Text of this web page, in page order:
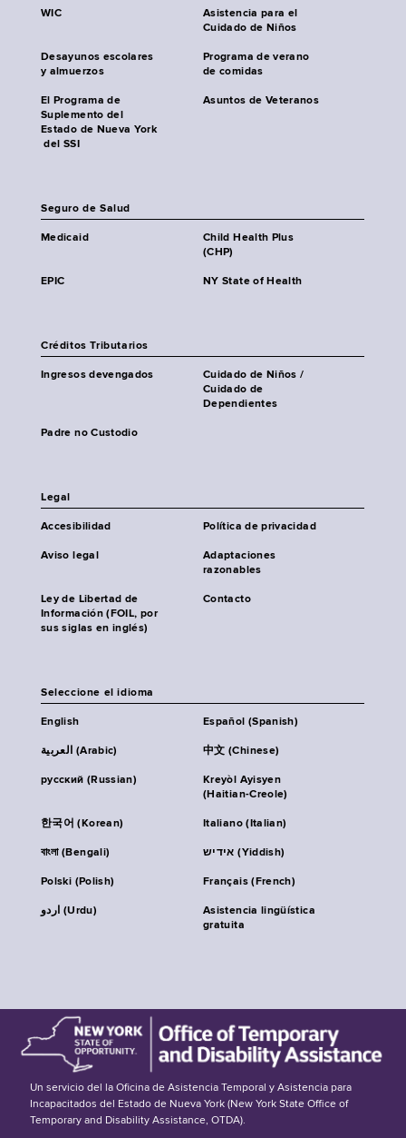
WIC
Asistencia para el
Cuidado de Niños
Desayunos escolares
y almuerzos
Programa de verano
de comidas
El Programa de
Suplemento del
Estado de Nueva York
del SSI
Asuntos de Veteranos
Seguro de Salud
Medicaid
Child Health Plus
(CHP)
EPIC NY State of Health
Créditos Tributarios
Ingresos devengados
Cuidado de Niños /
Cuidado de
Dependientes
Padre no Custodio
Legal
Accesibilidad Política de privacidad
Aviso legal
Adaptaciones
razonables
Ley de Libertad de
Información (FOIL, por
sus siglas en inglés)
Contacto
Seleccione el idioma
English Español (Spanish)
العربية (Arabic) 中文 (Chinese)
русский (Russian)
Kreyòl Ayisyen
(Haitian-Creole)
한국어 (Korean) Italiano (Italian)
বাংলা (Bengali) אידיש (Yiddish)
Polski (Polish) Français (French)
اردو (Urdu)
Asistencia lingüística
gratuita
Un servicio del la Oficina de Asistencia Temporal y Asistencia para
Incapacitados del Estado de Nueva York (New York State Office of
Temporary and Disability Assistance, OTDA).